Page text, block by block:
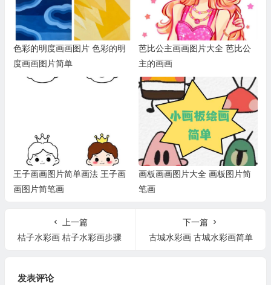
色彩的明度画画图片 色彩的明
度画画图片简单
芭比公主画画图片大全 芭比公
主的画画
王子画画图片简单画法 王子画
画图片简笔画
画板画画图片大全 画板图片简
笔画
上一篇
桔子水彩画 桔子水彩画步骤
下一篇
古城水彩画 古城水彩画简单
发表评论